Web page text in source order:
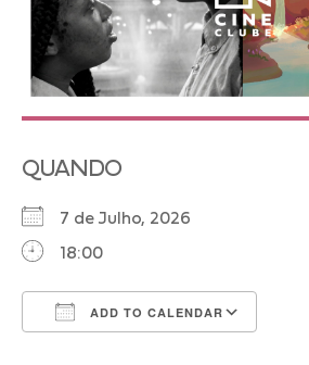
QUANDO
7 de Julho, 2026
18:00
ADD TO CALENDAR